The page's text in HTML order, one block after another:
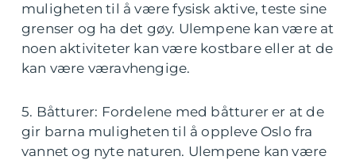
muligheten til å være fysisk aktive, teste sine
grenser og ha det gøy. Ulempene kan være at
noen aktiviteter kan være kostbare eller at de
kan være væravhengige.
5. Båtturer: Fordelene med båtturer er at de
gir barna muligheten til å oppleve Oslo fra
vannet og nyte naturen. Ulempene kan være